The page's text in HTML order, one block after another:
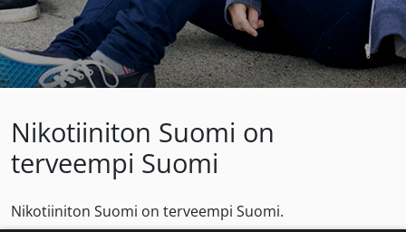
Nikotiiniton Suomi on
terveempi Suomi
Nikotiiniton Suomi on terveempi Suomi.